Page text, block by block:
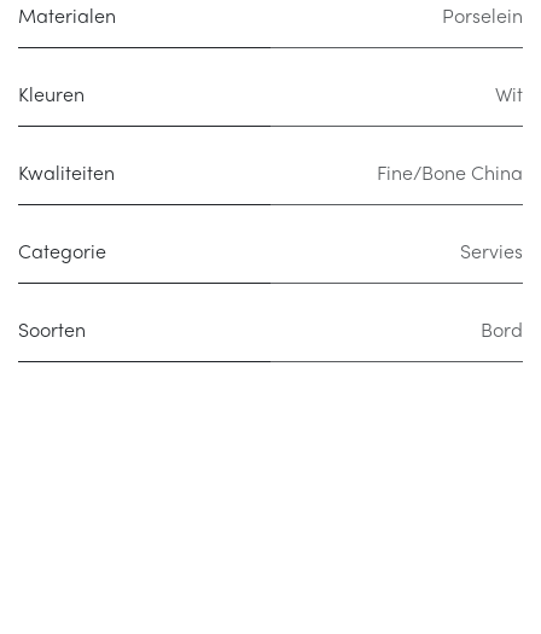
Materialen Porselein
Kleuren Wit
Kwaliteiten Fine/Bone China
Categorie Servies
Soorten Bord